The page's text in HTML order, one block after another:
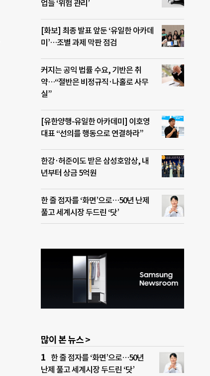
업들 ‘위험 관리’
[화보] 최종 발표 앞둔 ‘유일한 아카데
미’…조별 과제 막판 점검
커지는 공익 법률 수요, 기반은 취
약…“절반은 비정규직·나홀로 사무
실”
[유한양행-유일한 아카데미] 이호영
대표 “선의를 행동으로 연결하라”
한강·허준이도 받은 삼성호암상, 내
년부터 상금 5억원
한 줄 점자를 ‘화면’으로…50년 난제
풀고 세계시장 두드린 ‘닷’
많이 본 뉴스 >
한 줄 점자를 ‘화면’으로…50년
난제 풀고 세계시장 두드린 ‘닷’